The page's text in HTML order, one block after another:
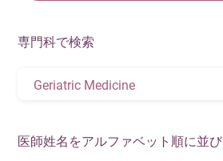
専門科で検索
Geriatric Medicine
医師姓名をアルファベット順に並び